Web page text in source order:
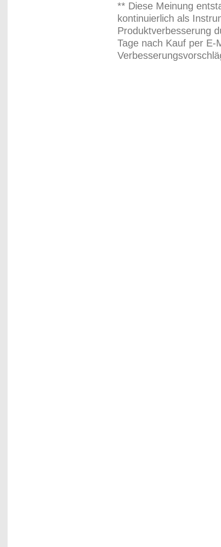
** Diese Meinung
kontinuierlich als
Produktverbesserung
Tage nach Kauf per E-